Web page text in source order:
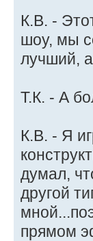
К.В. -
шоу, мы
лучший,
Т.К. - А
К.В. - Я
думал,
другой
прямом